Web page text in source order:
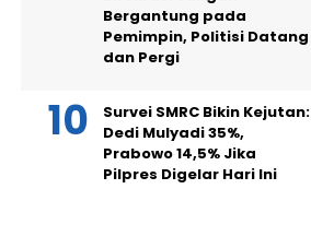
Bergantung pada
Pemimpin, Politisi Datang
dan Pergi
Survei SMRC Bikin Kejutan:
Dedi Mulyadi 35%,
Prabowo 14,5% Jika
Pilpres Digelar Hari Ini